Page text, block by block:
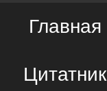
Главная
Цитатник